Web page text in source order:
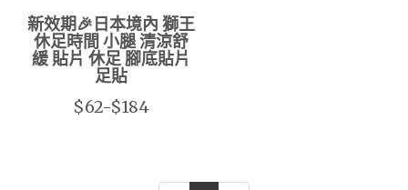
新效期🎉日本境內 獅王
休足時間 小腿 清涼舒
緩 貼片 休足 腳底貼片
足貼
$62-$184